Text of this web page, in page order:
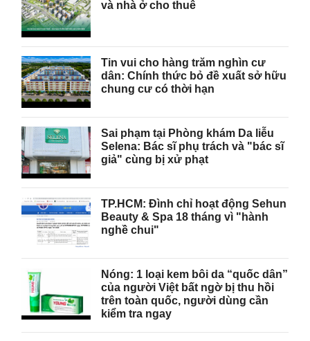
và nhà ở cho thuê
Tin vui cho hàng trăm nghìn cư
dân: Chính thức bỏ đề xuất sở hữu
chung cư có thời hạn
Sai phạm tại Phòng khám Da liễu
Selena: Bác sĩ phụ trách và "bác sĩ
giả" cùng bị xử phạt
TP.HCM: Đình chỉ hoạt động Sehun
Beauty & Spa 18 tháng vì "hành
nghề chui"
Nóng: 1 loại kem bôi da “quốc dân”
của người Việt bất ngờ bị thu hồi
trên toàn quốc, người dùng cần
kiểm tra ngay